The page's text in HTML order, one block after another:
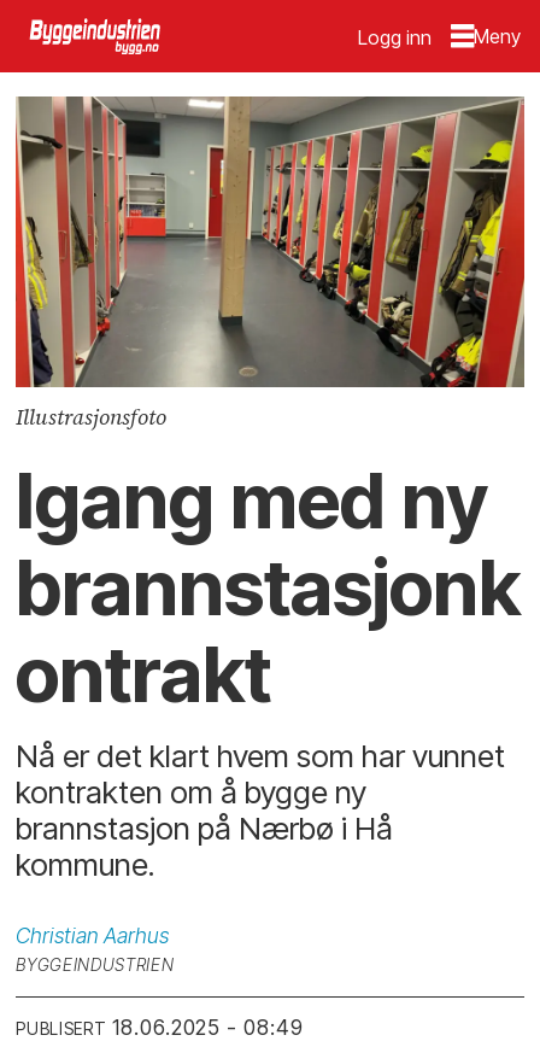
Logg inn
Illustrasjonsfoto
Igang med ny
brannstasjonk
ontrakt
Nå er det klart hvem som har vunnet
kontrakten om å bygge ny
brannstasjon på Nærbø i Hå
kommune.
Christian Aarhus
BYGGEINDUSTRIEN
PUBLISERT 18.06.2025 - 08:49